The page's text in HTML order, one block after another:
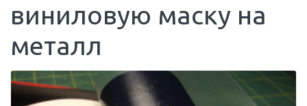
виниловую маску на
металл